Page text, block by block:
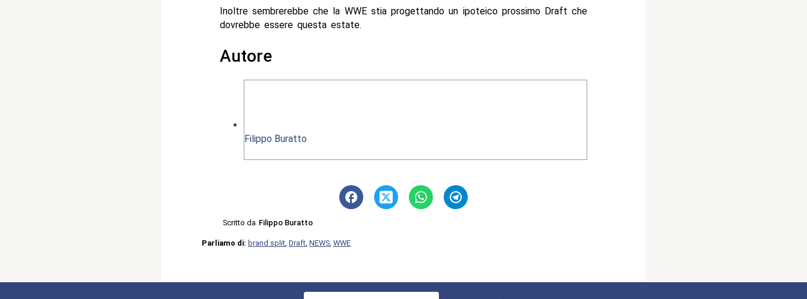
Inoltre sembrerebbe che la WWE stia progettando un ipoteico prossimo Draft che
dovrebbe essere questa estate.
Autore
Filippo Buratto
Scritto da Filippo Buratto
Parliamo di: brand split Draft NEWS WWE